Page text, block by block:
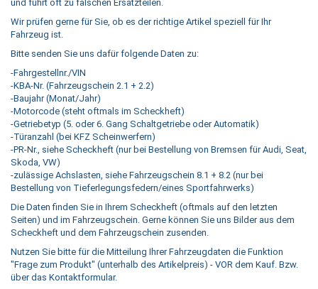
und führt oft zu falschen Ersatzteilen.
Wir prüfen gerne für Sie, ob es der richtige Artikel speziell für Ihr
Fahrzeug ist.
Bitte senden Sie uns dafür folgende Daten zu:
-Fahrgestellnr./VIN
-KBA-Nr. (Fahrzeugschein 2.1 + 2.2)
-Baujahr (Monat/Jahr)
-Motorcode (steht oftmals im Scheckheft)
-Getriebetyp (5. oder 6. Gang Schaltgetriebe oder Automatik)
-Türanzahl (bei KFZ Scheinwerfern)
-PR-Nr., siehe Scheckheft (nur bei Bestellung von Bremsen für Audi, Seat,
Skoda, VW)
-zulässige Achslasten, siehe Fahrzeugschein 8.1 + 8.2 (nur bei
Bestellung von Tieferlegungsfedern/eines Sportfahrwerks)
Die Daten finden Sie in Ihrem Scheckheft (oftmals auf den letzten
Seiten) und im Fahrzeugschein. Gerne können Sie uns Bilder aus dem
Scheckheft und dem Fahrzeugschein zusenden.
Nutzen Sie bitte für die Mitteilung Ihrer Fahrzeugdaten die Funktion
"Frage zum Produkt" (unterhalb des Artikelpreis) - VOR dem Kauf. Bzw.
über das Kontaktformular.